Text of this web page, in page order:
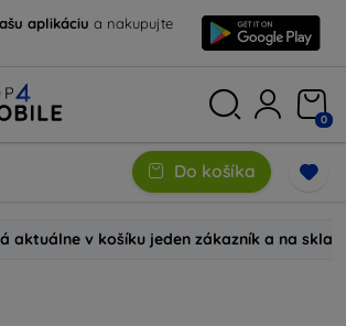
aplikáciu a nakupujte
0
Do košíka
aktuálne v košíku jeden zákazník a na